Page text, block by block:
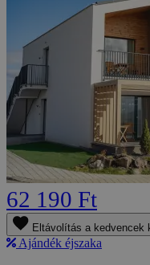
62 190 Ft
Eltávolítás a kedvencek
Ajándék éjszaka